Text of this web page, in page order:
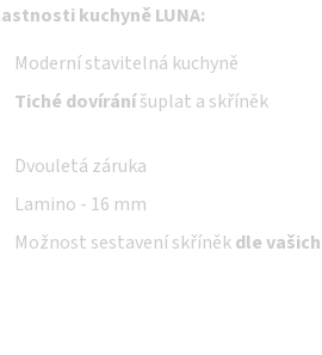
kuchyně LUNA:
Moderní stavitelná kuchyně
Tiché dovíráníšuplat a skříněk
Dvouletá záruka
Lamino - 16 mm
Možnost sestavení skříněkdle